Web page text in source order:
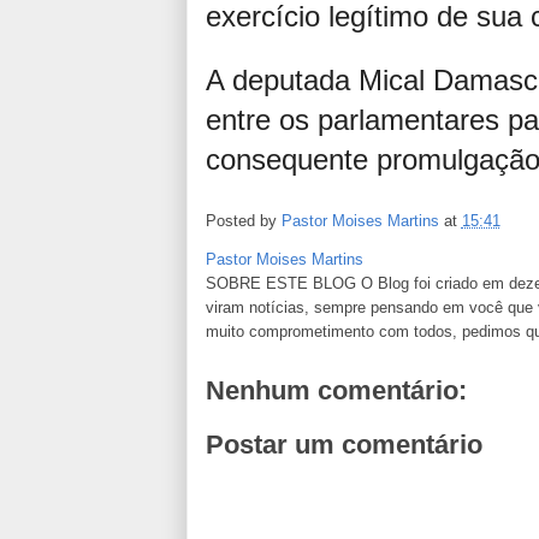
exercício legítimo de sua
A deputada Mical
entre os parlamentares
consequente
Posted by Pastor Moises Martins at 15:41
Pastor Moises Martins
SOBRE ESTE BLOG O Blog foi criado em
viram notícias, sempre pensando em você
muito comprometimento com todos, pedimos
Nenhum comentário:
Postar um comentário